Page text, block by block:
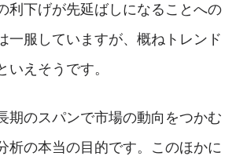
利下げが先延ばしになることへの
一服していますが、概ねトレンド
いえそうです。
期のスパンで市場の動向をつかむ
析の本当の目的です。このほかに